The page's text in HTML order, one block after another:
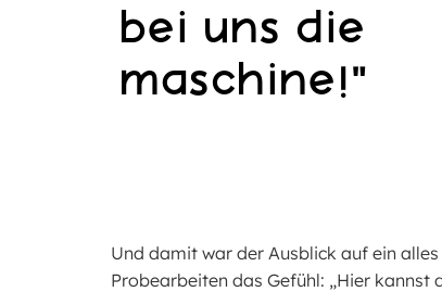
bei uns die
maschine!“
Und damit war der Ausblick auf ein
Probearbeiten das Gefühl: „Hier kannst